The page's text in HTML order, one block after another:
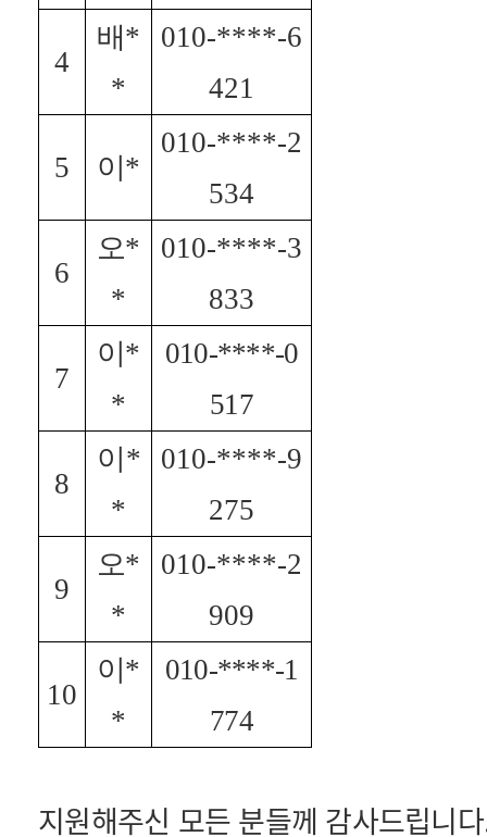
4
배 *
*
010-****-6
421
5 이 *
010-****-2
534
6
오*
*
010-****-3
833
7
이 *
*
010-****-0
517
8
이 *
*
010-****-9
275
9
오*
*
010-****-2
909
10
이 *
*
010-****-1
774
지원해주신 모든 분들께 감사드립니